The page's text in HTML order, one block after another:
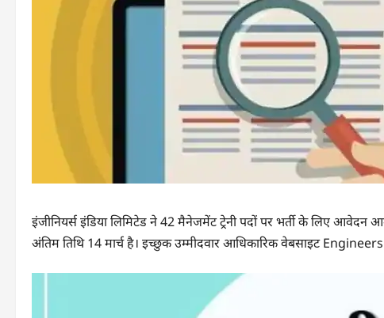
इंजीनियर्स इंडिया लिमिटेड ने 42 मैनेजमेंट ट्रेनी पदों पर भर्ती के लिए
अंतिम तिथि 14 मार्च है। इच्छुक उम्मीदवार आधिकारिक वेबसाइट